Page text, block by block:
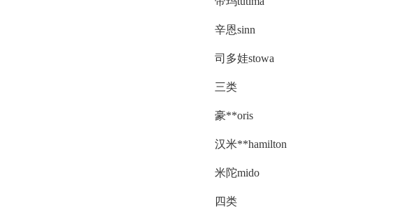
辛恩sinn
司多娃stowa
三类
豪**oris
汉米**hamilton
米陀mido
四类